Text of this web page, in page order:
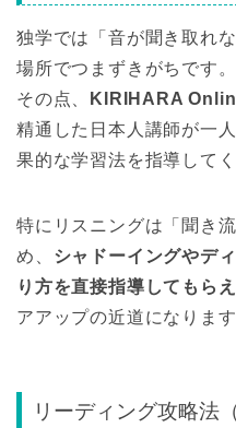
独学では「音が聞き取れ
場所でつまずきがちです。
その点、
KIRIHARA
精通した日本人講師が一
果的な学習法を指導してく
特にリスニングは「聞き
め、 シャドーイングやデ
り方を直接指導してもら
アアップの近道になります
リーディング攻略法